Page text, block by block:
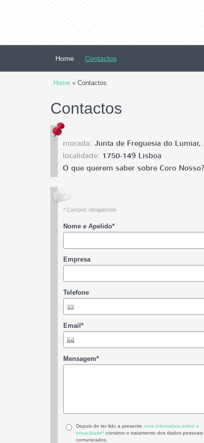
Home Contactos
Home » Contactos
Contactos
morada: Junta de Freguesia do
localidade: 1750-149 Lisboa
O que querem saber sobre Coro Nosso?
* Campos obrigatórios
Nome e Apelido*
Empresa
Telefone
Email *
Mensagem*
Depois de ter lido a presente nota informativa sobre a
privacidade* consinto o tratamento dos dados pessoais
comunicados.